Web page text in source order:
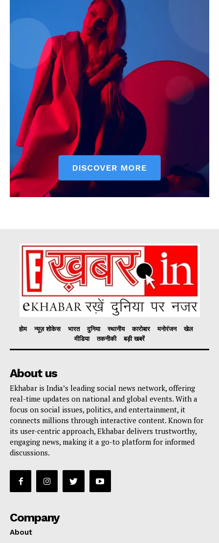
Contact us
Subscription Plans
My account
होम न्यूज़ शोकेस भारत दुनिया स्थानीय कारोबार मनोरंजन
खेल
मीडिया
तकनीकी बड़ी खबरें
About us
Ekhabar is India’s leading social news network, offering
real-time updates on national and global events. With a
focus on social issues, politics, and entertainment, it
connects millions through interactive content. Known for
its user-centric approach, Ekhabar delivers trustworthy,
engaging news, making it a go-to platform for informed
discussions.
Company
About